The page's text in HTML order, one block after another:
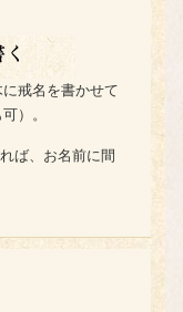
戒名を書かせて
）。
ば、お名前に間